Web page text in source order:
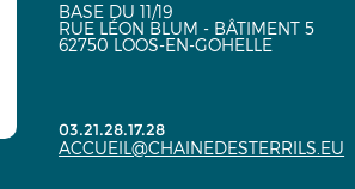
BASE DU 11/19
RUE LÉON BLUM - BÂTIMENT 5
62750 LOOS-EN-GOHELLE
03.21.28.17.28
ACCUEIL@CHAINEDESTERRILS.EU